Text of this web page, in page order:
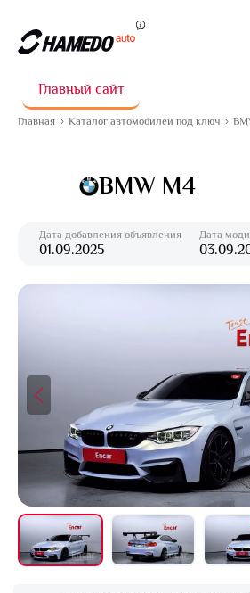
Главный сайт
Главная Каталог автомобилей под ключ
BMW M4
Дата добавления объявления
01.09.2025
Дата